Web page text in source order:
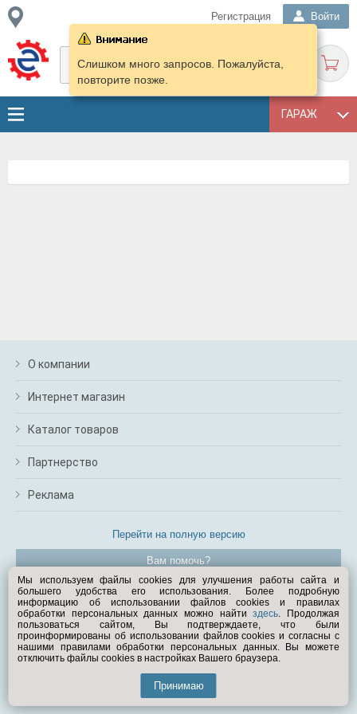
Регистрация Войти
ГАРАЖ
Слишком много запросов. Пожалуйста,
повторите позже.
О компании
Интернет магазин
Каталог товаров
Партнерство
Реклама
Перейти на полную версию
Вам помочь?
© Exist.ru 1998—2026
Мы используем файлы cookies для улучшения работы сайта и
большего удобства его использования. Более подробную
информацию об использовании файлов cookies и правилах
обработки персональных данных можно найтиздесь. Продолжая
пользоваться сайтом, Вы подтверждаете, что были
проинформированы об использовании файлов cookies и согласны с
нашими правилами обработки персональных данных. Вы можете
отключить файлы cookies в настройках Вашего браузера.
Принимаю